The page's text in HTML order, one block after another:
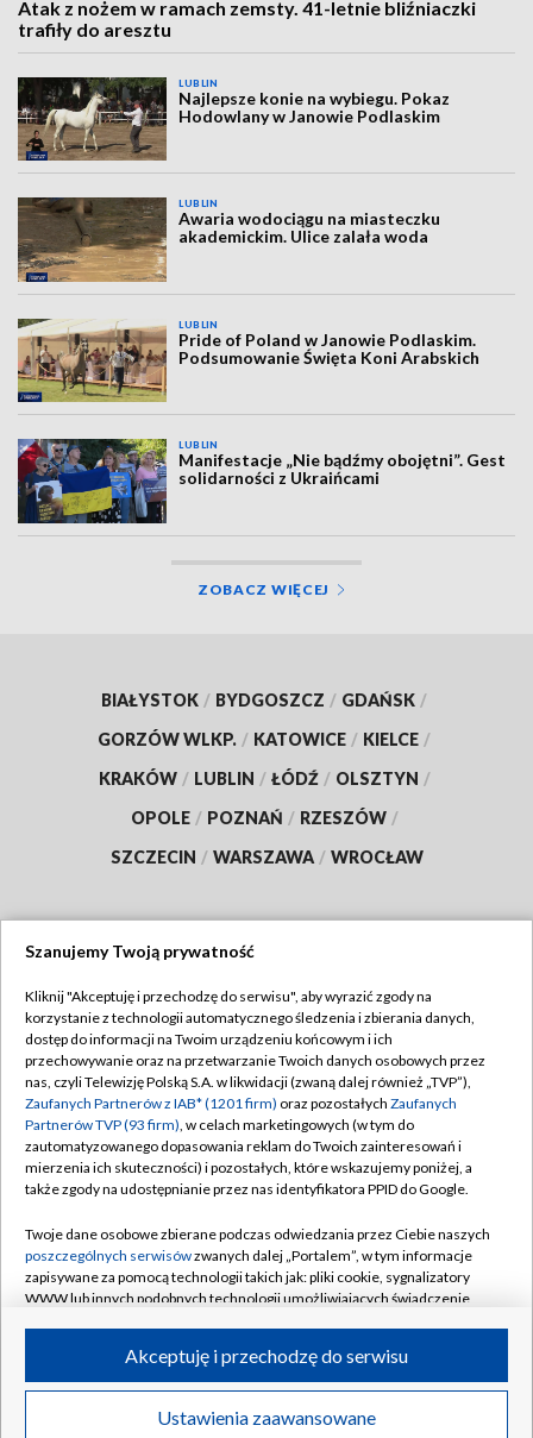
Atak z nożem w ramach zemsty. 41-letnie bliźniaczki
trafiły do aresztu
LUBLIN
Najlepsze konie na wybiegu. Pokaz
Hodowlany w Janowie Podlaskim
LUBLIN
Awaria wodociągu na miasteczku
akademickim. Ulice zalała woda
LUBLIN
Pride of Poland w Janowie Podlaskim.
Podsumowanie Święta Koni Arabskich
LUBLIN
Manifestacje „Nie bądźmy obojętni”. Gest
solidarności z Ukraińcami
ZOBACZ WIĘCEJ
BIAŁYSTOK / BYDGOSZCZ / GDAŃSK /
GORZÓW WLKP. / KATOWICE / KIELCE /
KRAKÓW / LUBLIN / ŁÓDŹ / OLSZTYN /
OPOLE / POZNAŃ / RZESZÓW /
SZCZECIN / WARSZAWA / WROCŁAW
TVP
Abonament TVP
Emisja w TVP
Centrum informacji TVP
Naziemna Telewizja Cyfrowa
Rada Programowa
System NOS
Informacje o nadawcy
Program dla prasy
Regulamin TVP
Polityka prywatności
Moje zgody
Pomoc
Kontakt
Kanały
©2026 Telewizja Polska S.A. w likwidacji
Szanujemy Twoją prywatność
Kliknij "Akceptuję i przechodzę do serwisu", aby wyrazić zgody na
korzystanie z technologii automatycznego śledzenia i zbierania danych,
dostęp do informacji na Twoim urządzeniu końcowym i ich
przechowywanie oraz na przetwarzanie Twoich danych osobowych przez
nas, czyli Telewizję Polską S.A. w likwidacji (zwaną dalej również „TVP”),
Zaufanych Partnerów z IAB* (1201 firm) oraz pozostałych Zaufanych
Partnerów TVP (93 firm), w celach marketingowych (w tym do
zautomatyzowanego dopasowania reklam do Twoich zainteresowań i
mierzenia ich skuteczności) i pozostałych, które wskazujemy poniżej, a
także zgody na udostępnianie przez nas identyfikatora PPID do Google.
Twoje dane osobowe zbierane podczas odwiedzania przez Ciebie naszych
poszczególnych serwisówzwanych dalej „Portalem”, w tym informacje
zapisywane za pomocą technologii takich jak: pliki cookie, sygnalizatory
WWW lub innych podobnych technologii umożliwiających świadczenie
ruchu w Internecie.
Twoje dane osobowe zbierane podczas odwiedzania przez Ciebie
poszczególnych serwisówna Portalu, takie jak adresy IP, identyfikatory
Ustawienia zaawansowane
Akceptuję i przechodzę do serwisu